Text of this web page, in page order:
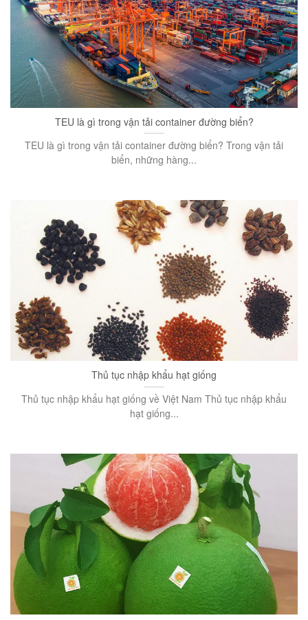
TEU là gì trong vận tải container đường biển?
TEU là gì trong vận tải container đường biển? Trong vận tải
biển, những hàng...
Thủ tục nhập khẩu hạt giống
Thủ tục nhập khẩu hạt giống về Việt Nam Thủ tục nhập khẩu
hạt giống...